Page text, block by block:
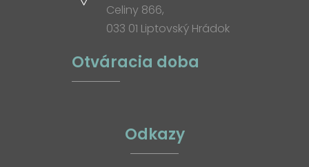
Celiny 866,
033 01 Liptovský Hrádok
Otváracia doba
Odkazy